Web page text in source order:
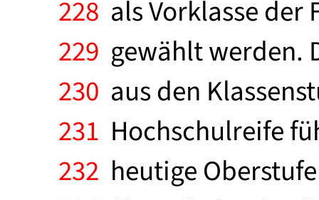
228 als Vorklasse
229 gewählt werden.
230 aus den
231 Hochschulreife
232 heutige